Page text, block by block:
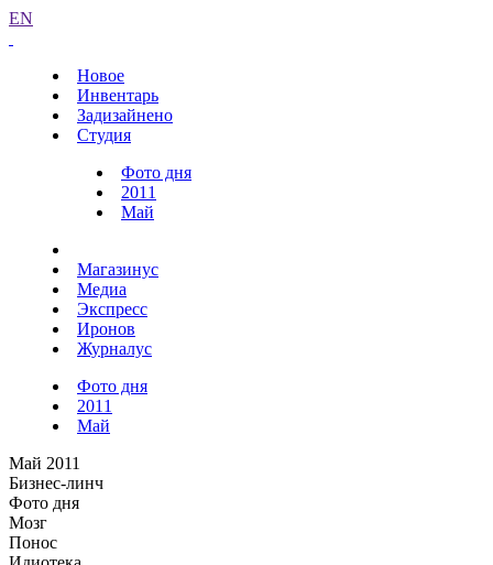
EN
Новое
Инвентарь
Задизайнено
Студия
Фото дня
2011
Май
Магазинус
Медиа
Экспресс
Иронов
Журналус
Фото дня
2011
Май
Май 2011
Бизнес-линч
Фото дня
Мозг
Понос